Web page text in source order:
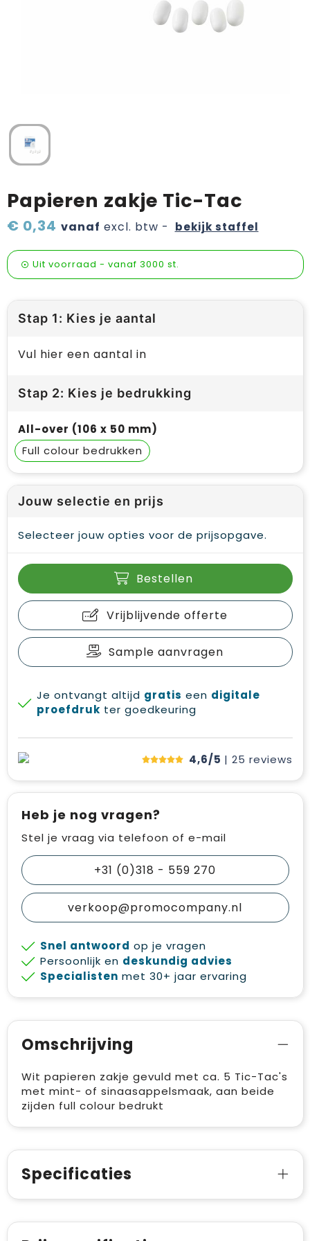
Wijn, bier en proeverij
Zomerpakketten
Papieren zakje Tic-Tac
€ 0,34 vanaf excl. btw - bekijk staffel
Uit voorraad - vanaf 3000 st.
Stap 1: Kies je aantal
Vul hier een aantal in
Stap 2: Kies je bedrukking
All-over (106 x 50 mm)
Full colour
Jouw selectie en prijs
Selecteer jouw opties voor de prijsopgave.
Bestellen
Vrijblijvende offerte
Sample aanvragen
Je ontvangt altijd gratis een digitale
proefdruk ter goedkeuring
4,6/5 | 25 reviews
Heb je nog vragen?
Stel je vraag via telefoon of e-mail
+31 (0)318 - 559 270
verkoop@promocompany.nl
Snel antwoord op je vragen
Persoonlijk en deskundig advies
Specialisten met 30+ jaar ervaring
Omschrijving
Wit papieren zakje gevuld met ca. 5 Tic-Tac's
met mint- of sinaasappelsmaak, aan beide
zijden full colour bedrukt
Specificaties